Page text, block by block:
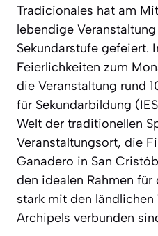
Tradicionales hat am
lebendige
Sekundarstufe gefeiert.
Feierlichkeiten zum
die Veranstaltung rund
für Sekundarbildung
Welt der traditionellen
Veranstaltungsort, die
Ganadero in San
den idealen Rahmen
stark mit den ländlichen
Archipels verbunden